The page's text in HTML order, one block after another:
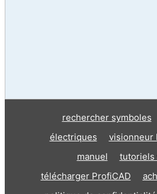
rechercher symboles
électriques
visionneur
manuel
tutoriels
télécharger ProfiCAD